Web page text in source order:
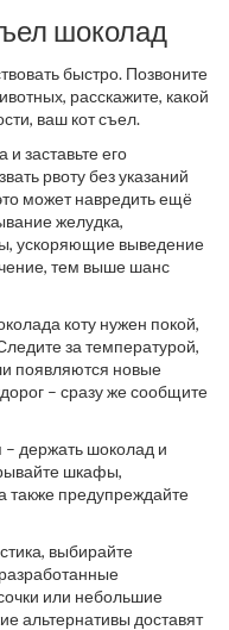
шоколад
быстро. Позвоните
расскажите, какой
ваш кот съел.
и заставьте его
рвоту без указаний
может навредить ещё
желудка,
ускоряющие выведение
тем выше шанс
коту нужен покой,
за температурой,
появляются новые
– сразу же сообщите
– держать шоколад и
шкафы,
также предупреждайте
выбирайте
или небольшие
альтернативы доставят